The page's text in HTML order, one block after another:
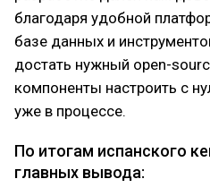
благодаря удобной
базе данных и
достать нужный open-
компоненты настроить с
уже в процессе.
По итогам испанского
главных вывода: